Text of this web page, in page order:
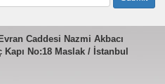
Caddesi Nazmi Akbacı
No:18 Maslak / İstanbul